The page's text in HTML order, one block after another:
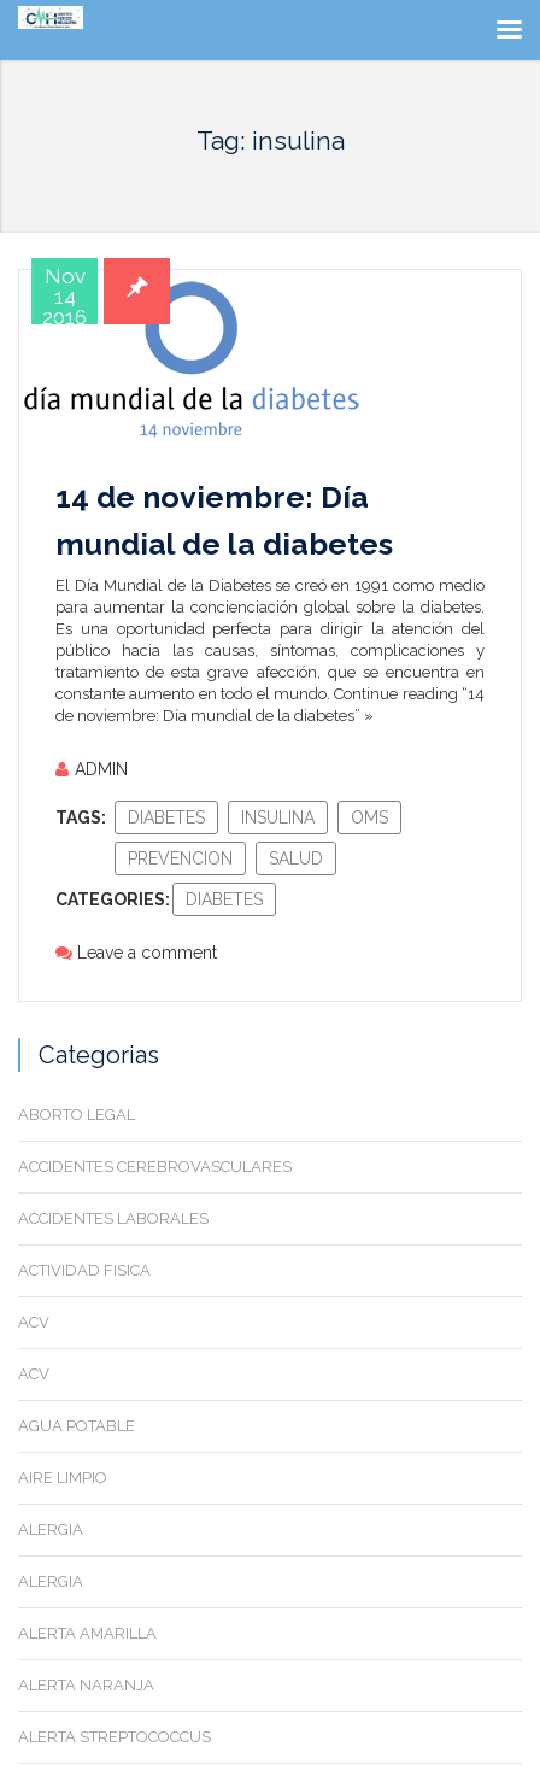
Tag: insulina
Nov
14
2016
14 de noviembre: Día
mundial de la diabetes
El Día Mundial de la Diabetes se creó en 1991 como medio
para aumentar la concienciación global sobre la diabetes.
Es una oportunidad perfecta para dirigir la atención del
público hacia las causas, síntomas, complicaciones y
tratamiento de esta grave afección, que se encuentra en
constante aumento en todo el mundo.Continue reading “14
de noviembre: Día mundial de la diabetes” »
ADMIN
TAGS: DIABETES INSULINA OMS
PREVENCION SALUD
CATEGORIES: DIABETES
Leave a comment
Categorias
ABORTO LEGAL
ACCIDENTES CEREBROVASCULARES
ACCIDENTES LABORALES
ACTIVIDAD FISICA
ACV
ACV
AGUA POTABLE
AIRE LIMPIO
ALERGIA
ALERGIA
ALERTA AMARILLA
ALERTA NARANJA
ALERTA STREPTOCOCCUS